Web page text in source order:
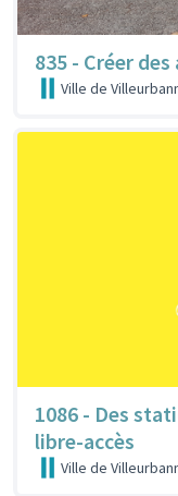
835 - Créer
Ville de
1086 - Des
libre-accès
Ville de